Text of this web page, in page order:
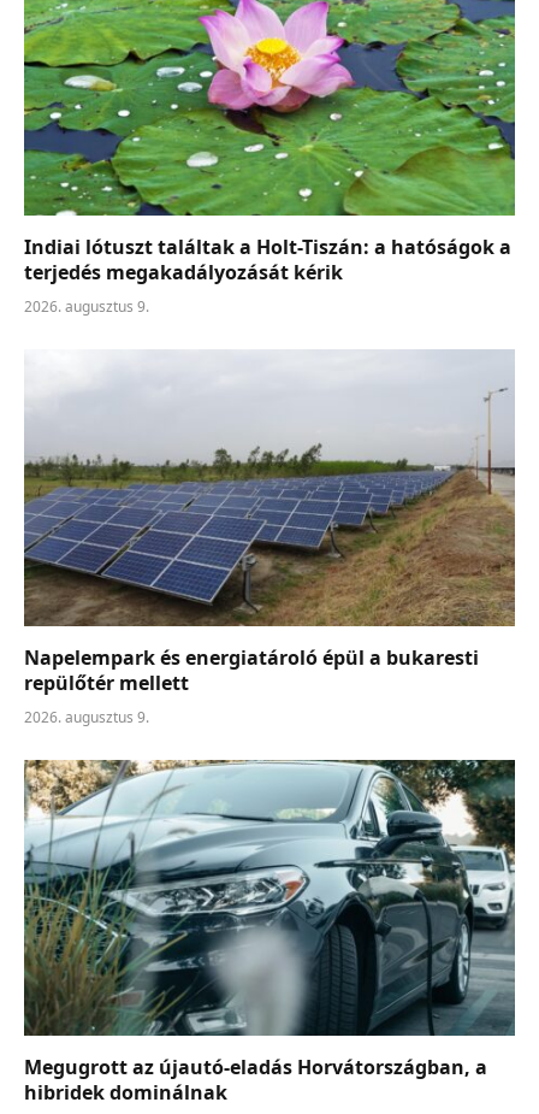
Indiai lótuszt találtak a Holt-Tiszán: a hatóságok a
terjedés megakadályozását kérik
2026. augusztus 9.
Napelempark és energiatároló épül a bukaresti
repülőtér mellett
2026. augusztus 9.
Megugrott az újautó-eladás Horvátországban, a
hibridek dominálnak